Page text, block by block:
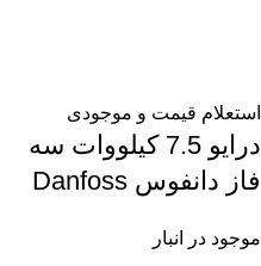
استعلام قیمت و موجودی
درایو 7.5 کیلووات سه
فاز دانفوس Danfoss
موجود در انبار